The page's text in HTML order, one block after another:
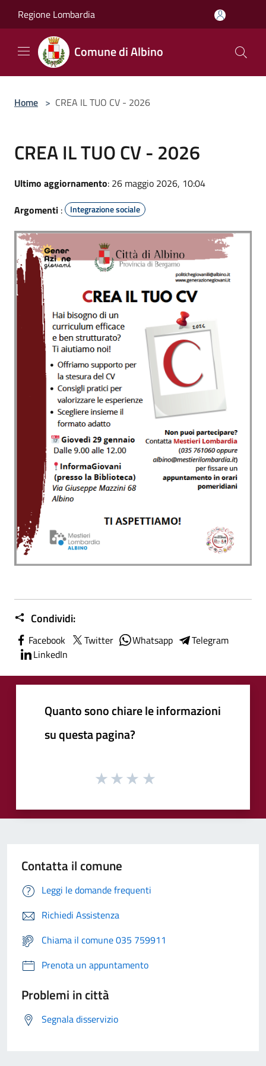
Regione Lombardia
Comune di Albino
Home > CREA IL TUO CV - 2026
CREA IL TUO CV - 2026
Ultimo aggiornamento: 26 maggio 2026, 10:04
Argomenti : Integrazione sociale
Condividi:
Facebook Twitter Whatsapp
Telegram
LinkedIn
Quanto sono chiare le informazioni
su questa pagina?
Contatta il comune
Leggi le domande frequenti
Richiedi Assistenza
Chiama il comune 035 759911
Prenota un appuntamento
Problemi in città
Segnala disservizio